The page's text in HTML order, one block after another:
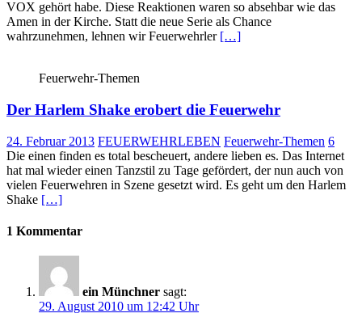
VOX gehört habe. Diese Reaktionen waren so absehbar wie das
Amen in der Kirche. Statt die neue Serie als Chance
wahrzunehmen, lehnen wir Feuerwehrler […]
Feuerwehr-Themen
Der Harlem Shake erobert die Feuerwehr
24. Februar 2013 FEUERWEHRLEBEN Feuerwehr-Themen 6
Die einen finden es total bescheuert, andere lieben es. Das Internet
hat mal wieder einen Tanzstil zu Tage gefördert, der nun auch von
vielen Feuerwehren in Szene gesetzt wird. Es geht um den Harlem
Shake […]
1 Kommentar
ein Münchner sagt:
29. August 2010 um 12:42 Uhr